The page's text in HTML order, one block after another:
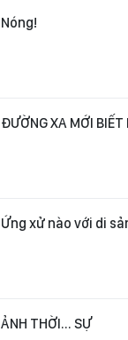
Nóng!
ĐƯỜNG XA MỚI BIẾT
Ứng xử nào với di
ẢNH THỜI... SỰ